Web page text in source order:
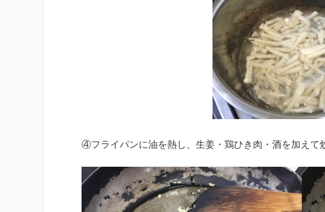
④フライパンに油を熱し、生姜・鶏ひき肉・酒を加えて